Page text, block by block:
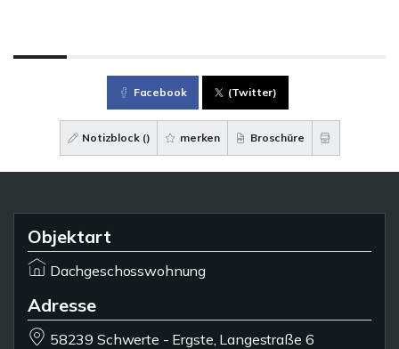
Facebook (Twitter)
Notizblock () merken Broschüre
Objektart
Dachgeschosswohnung
Adresse
58239 Schwerte - Ergste, Langestraße 6